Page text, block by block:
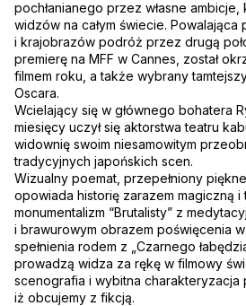
pochłanianego przez własne ambicje,
widzów na całym świecie. Powalająca
i krajobrazów podróż przez drugą
premierę na MFF w Cannes, został
filmem roku, a także wybrany
Oscara.
Wcielający się w głównego bohatera
miesięcy uczył się aktorstwa teatru
widownię swoim niesamowitym
tradycyjnych japońskich scen.
Wizualny poemat, przepełniony
opowiada historię zarazem magiczną i
monumentalizm “Brutalisty” z
i brawurowym obrazem poświęcenia
spełnienia rodem z „Czarnego
prowadzą widza za rękę w filmowy
scenografia i wybitna charakteryzacja
iż obcujemy z fikcją.